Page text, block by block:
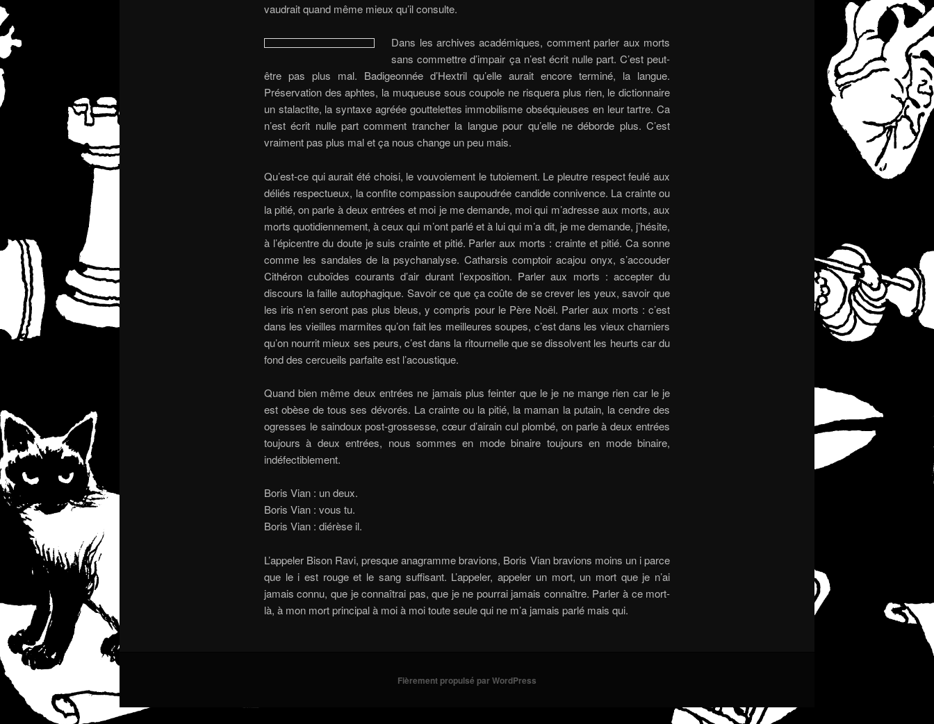
vaudrait quand même mieux qu’il consulte.
Dans les archives académiques, comment parler aux morts
sans commettre d’impair ça n’est écrit nulle part. C’est peut-
être pas plus mal. Badigeonnée d’Hextril qu’elle aurait encore terminé, la langue.
Préservation des aphtes, la muqueuse sous coupole ne risquera plus rien, le dictionnaire
un stalactite, la syntaxe agréée gouttelettes immobilisme obséquieuses en leur tartre. Ca
n’est écrit nulle part comment trancher la langue pour qu’elle ne déborde plus. C’est
vraiment pas plus mal et ça nous change un peu mais.
Qu’est-ce qui aurait été choisi, le vouvoiement le tutoiement. Le pleutre respect feulé aux
déliés respectueux, la confite compassion saupoudrée candide connivence. La crainte ou
la pitié, on parle à deux entrées et moi je me demande, moi qui m’adresse aux morts, aux
morts quotidiennement, à ceux qui m’ont parlé et à lui qui m’a dit, je me demande, j’hésite,
à l’épicentre du doute je suis crainte et pitié. Parler aux morts : crainte et pitié. Ca sonne
comme les sandales de la psychanalyse. Catharsis comptoir acajou onyx, s’accouder
Cithéron cuboïdes courants d’air durant l’exposition. Parler aux morts : accepter du
discours la faille autophagique. Savoir ce que ça coûte de se crever les yeux, savoir que
les iris n’en seront pas plus bleus, y compris pour le Père Noël. Parler aux morts : c’est
dans les vieilles marmites qu’on fait les meilleures soupes, c’est dans les vieux charniers
qu’on nourrit mieux ses peurs, c’est dans la ritournelle que se dissolvent les heurts car du
fond des cercueils parfaite est l’acoustique.
Quand bien même deux entrées ne jamais plus feinter que le je ne mange rien car le je
est obèse de tous ses dévorés. La crainte ou la pitié, la maman la putain, la cendre des
ogresses le saindoux post-grossesse, cœur d’airain cul plombé, on parle à deux entrées
toujours à deux entrées, nous sommes en mode binaire toujours en mode binaire,
indéfectiblement.
Boris Vian : un deux.
Boris Vian : vous tu.
Boris Vian : diérèse il.
L’appeler Bison Ravi, presque anagramme bravions, Boris Vian bravions moins un i parce
que le i est rouge et le sang suffisant. L’appeler, appeler un mort, un mort que je n’ai
jamais connu, que je connaîtrai pas, que je ne pourrai jamais connaître. Parler à ce mort-
là, à mon mort principal à moi à moi toute seule qui ne m’a jamais parlé mais qui.
Fièrement propulsé par WordPress